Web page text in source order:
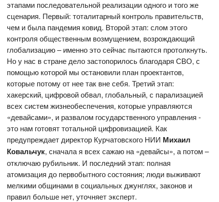
этапами последовательной реализации одного и того же
сценария. Первый: тоталитарный контроль правительств,
чем и была пандемия ковид. Второй этап: слом этого
контроля общественным возмущением, возрождающий
глобализацию – именно это сейчас пытаются протолкнуть.
Но у нас в стране дело застопорилось благодаря СВО, с
помощью которой мы остановили план проектантов,
которые потому от нее так вне себя. Третий этап:
хакерский, цифровой обвал, глобальный, с парализацией
всех систем жизнеобеспечения, которые управляются
«девайсами», и развалом государственного управления -
это нам готовят тотальной цифровизацией. Как
предупреждает директор Курчатовского НИИ Михаил
Ковальчук, сначала я всех сажаю на «девайсы», а потом –
отключаю рубильник. И последний этап: полная
атомизация до первобытного состояния; люди выживают
мелкими общинами в социальных джунглях, законов и
правил больше нет, уточняет эксперт.